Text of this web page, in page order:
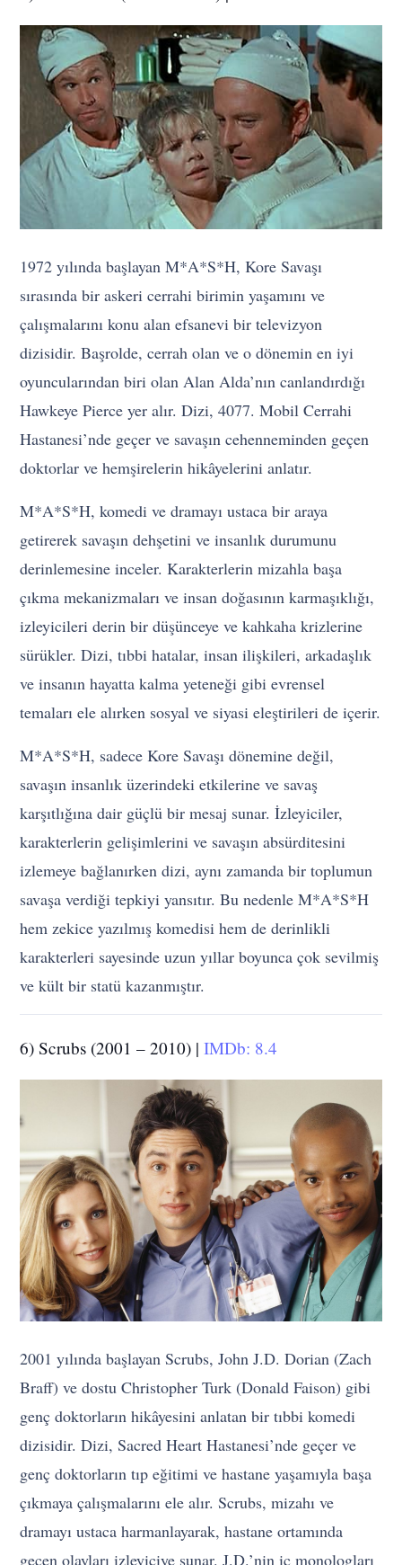
1972 yılında başlayan M*A*S*H, Kore Savaşı
sırasında bir askeri cerrahi birimin yaşamını ve
çalışmalarını konu alan efsanevi bir televizyon
dizisidir. Başrolde, cerrah olan ve o dönemin en iyi
oyuncularından biri olan Alan Alda’nın canlandırdığı
Hawkeye Pierce yer alır. Dizi, 4077. Mobil Cerrahi
Hastanesi’nde geçer ve savaşın cehenneminden geçen
doktorlar ve hemşirelerin hikâyelerini anlatır.
M*A*S*H, komedi ve dramayı ustaca bir araya
getirerek savaşın dehşetini ve insanlık durumunu
derinlemesine inceler. Karakterlerin mizahla başa
çıkma mekanizmaları ve insan doğasının karmaşıklığı,
izleyicileri derin bir düşünceye ve kahkaha krizlerine
sürükler. Dizi, tıbbi hatalar, insan ilişkileri, arkadaşlık
ve insanın hayatta kalma yeteneği gibi evrensel
temaları ele alırken sosyal ve siyasi eleştirileri de içerir.
M*A*S*H, sadece Kore Savaşı dönemine değil,
savaşın insanlık üzerindeki etkilerine ve savaş
karşıtlığına dair güçlü bir mesaj sunar. İzleyiciler,
karakterlerin gelişimlerini ve savaşın absürditesini
izlemeye bağlanırken dizi, aynı zamanda bir toplumun
savaşa verdiği tepkiyi yansıtır. Bu nedenle M*A*S*H
hem zekice yazılmış komedisi hem de derinlikli
karakterleri sayesinde uzun yıllar boyunca çok sevilmiş
ve kült bir statü kazanmıştır.
6) Scrubs (2001 – 2010) |IMDb: 8.4
2001 yılında başlayan Scrubs, John J.D. Dorian (Zach
Braff) ve dostu Christopher Turk (Donald Faison) gibi
genç doktorların hikâyesini anlatan bir tıbbi komedi
dizisidir. Dizi, Sacred Heart Hastanesi’nde geçer ve
genç doktorların tıp eğitimi ve hastane yaşamıyla başa
çıkmaya çalışmalarını ele alır. Scrubs, mizahı ve
dramayı ustaca harmanlayarak, hastane ortamında
geçen olayları izleyiciye sunar. J.D.’nin iç monologları